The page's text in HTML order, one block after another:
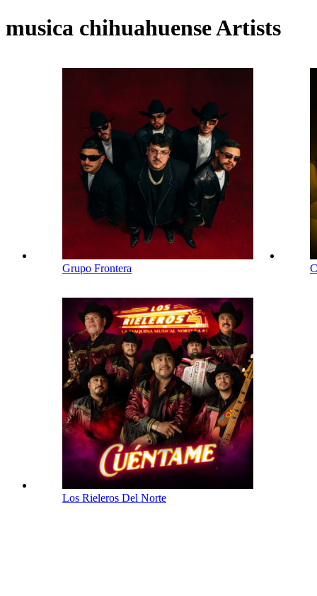
musica chihuahuense Artists
Grupo Frontera
Los Rieleros Del Norte